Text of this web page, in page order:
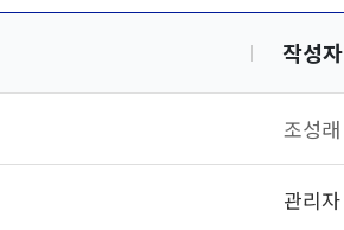
작성자
조성래
관리자